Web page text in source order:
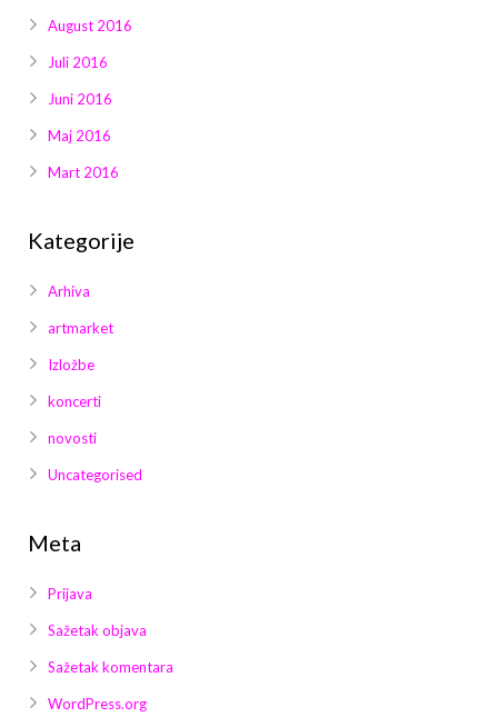
August 2016
Juli 2016
Juni 2016
Maj 2016
Mart 2016
Kategorije
Arhiva
artmarket
Izložbe
koncerti
novosti
Uncategorised
Meta
Prijava
Sažetak objava
Sažetak komentara
WordPress.org